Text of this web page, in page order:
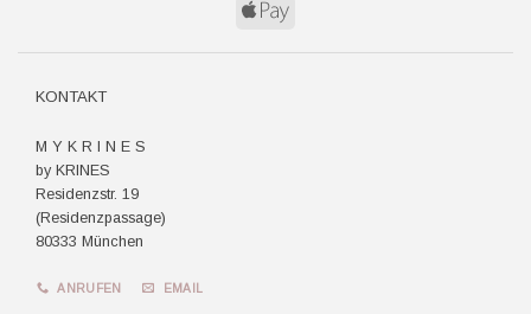
Apple
KONTAKT
M Y K R I N E S
by KRINES
Residenzstr. 19
(Residenzpassage)
80333 München
ANRUFEN EMAIL